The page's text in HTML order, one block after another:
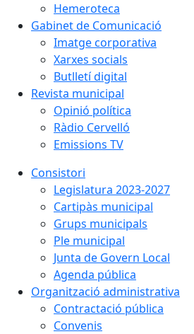
Hemeroteca
Gabinet de Comunicació
Imatge corporativa
Xarxes socials
Butlletí digital
Revista municipal
Opinió política
Ràdio Cervelló
Emissions TV
Consistori
Legislatura 2023-2027
Cartipàs municipal
Grups municipals
Ple municipal
Junta de Govern Local
Agenda pública
Organització administrativa
Contractació pública
Convenis